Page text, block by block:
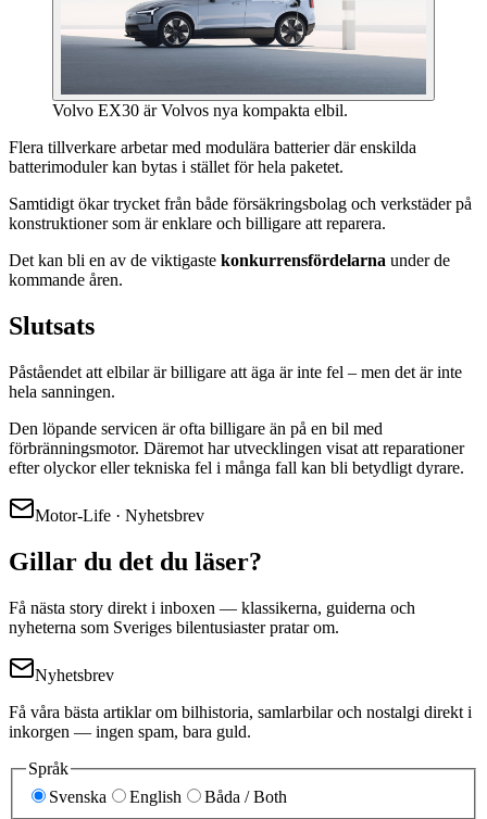
Volvo EX30 är Volvos nya kompakta elbil.
Flera tillverkare arbetar med modulära batterier där enskilda
batterimoduler kan bytas i stället för hela paketet.
Samtidigt ökar trycket från både försäkringsbolag och verkstäder på
konstruktioner som är enklare och billigare att reparera.
Det kan bli en av de viktigaste konkurrensfördelarna under de
kommande åren.
Slutsats
Påståendet att elbilar är billigare att äga är inte fel – men det är inte
hela sanningen.
Den löpande servicen är ofta billigare än på en bil med
förbränningsmotor. Däremot har utvecklingen visat att reparationer
efter olyckor eller tekniska fel i många fall kan bli betydligt dyrare.
Motor-Life · Nyhetsbrev
Gillar du det du läser?
Få nästa story direkt i inboxen — klassikerna, guiderna och
nyheterna som Sveriges bilentusiaster pratar om.
Nyhetsbrev
Få våra bästa artiklar om bilhistoria, samlarbilar och nostalgi direkt i
inkorgen — ingen spam, bara guld.
Språk
Svenska
English Båda / Both